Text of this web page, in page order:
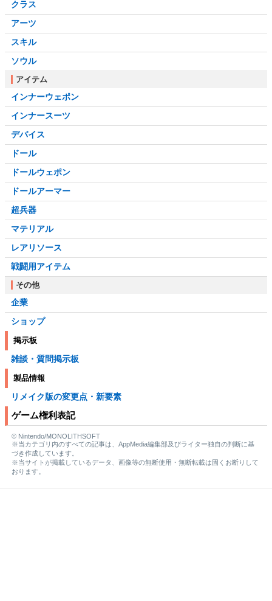
クラス
アーツ
スキル
ソウル
アイテム
インナーウェポン
インナースーツ
デバイス
ドール
ドールウェポン
ドールアーマー
超兵器
マテリアル
レアリソース
戦闘用アイテム
その他
企業
ショップ
掲示板
雑談・質問掲示板
製品情報
リメイク版の変更点・新要素
ゲーム権利表記
© Nintendo/MONOLITHSOFT
※当カテゴリ内のすべての記事は、AppMedia編集部及びライター独自の判断に基
づき作成しています。
※当サイトが掲載しているデータ、画像等の無断使用・無断転載は固くお断りして
おります。